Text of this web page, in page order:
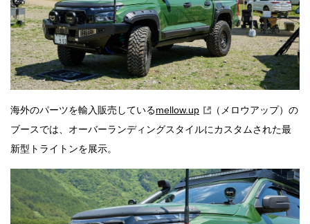
海外のパーツを輸入販売しているmellow.up
（メロウアップ）の
ブースでは、オーバーランディングスタイルにカスタムされた最
新型トライトンを展示。